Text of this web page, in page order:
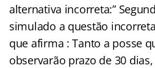
alternativa incorreta:”
simulado a questão
que afirma : Tanto a posse
observarão prazo de 30